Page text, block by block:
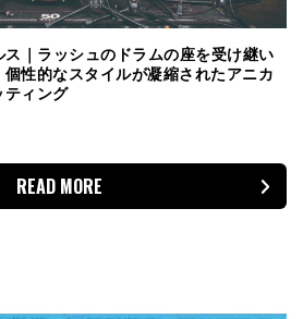
ス｜ラッシュのドラムの座を受け継い
性的なスタイルが凝縮されたアニカ
ィング
READ MORE